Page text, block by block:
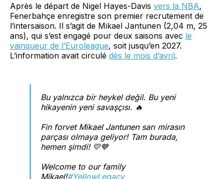
Après le départ de Nigel Hayes-Davis vers la NBA,
Fenerbahçe enregistre son premier recrutement de
l’intersaison. Il s’agit de Mikael Jantunen (2,04 m, 25
ans), qui s’est engagé pour deux saisons avec le
vainqueur de l’Euroleague, soit jusqu’en 2027.
L’information avait circulé dès le mois d’avril.
Bu yalnızca bir heykel değil. Bu yeni
hikayenin yeni savaşçısı. 🔥
Fin forvet Mikael Jantunen sarı mirasın
parçası olmaya geliyor! Tam burada,
hemen şimdi! 💛💙
Welcome to our family
Mikael!#YellowLegacy